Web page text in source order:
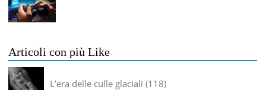
Articoli con più Like
L’era delle culle glaciali 118